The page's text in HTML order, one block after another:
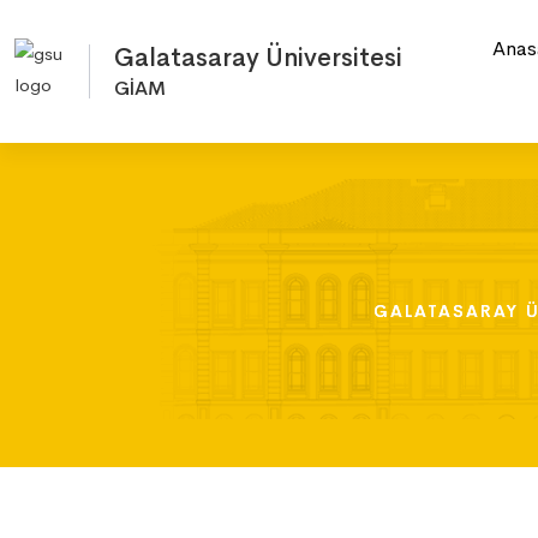
Galatasaray Üniversitesi
GİAM
GALATASARAY
GALATASARAY
GALATASARAY